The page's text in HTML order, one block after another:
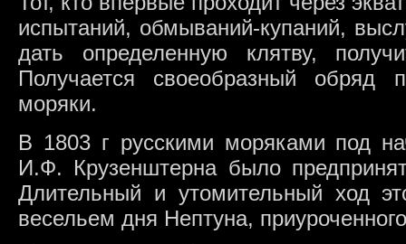
испытаний, обмываний-купаний,
дать определенную клятву,
Получается своеобразный обряд
моряки.
В 1803 г русскими моряками под
И.Ф. Крузенштерна было
Длительный и утомительный ход
весельем дня Нептуна,